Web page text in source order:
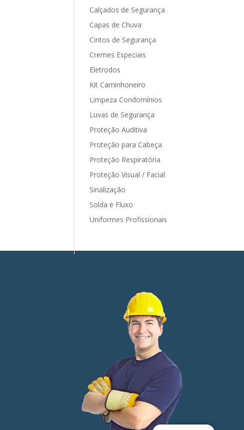
Calçados de Segurança
Capas de Chuva
Cintos de Segurança
Cremes Especiais
Eletrodos
Kit Caminhoneiro
Limpeza Condomínios
Luvas de Segurança
Proteção Auditiva
Proteção para Cabeça
Proteção Respiratória
Proteção Visual / Facial
Sinalização
Solda e Fluxo
Uniformes Profissionais